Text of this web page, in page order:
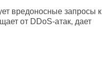
вредоносные запросы к
от DDoS-атак, дает